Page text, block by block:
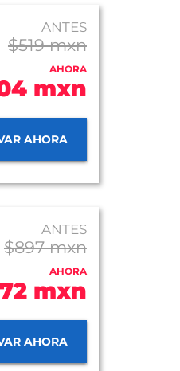
ANTES
$519 mxn
AHORA
mxn
AHORA
ANTES
$897 mxn
AHORA
mxn
AHORA